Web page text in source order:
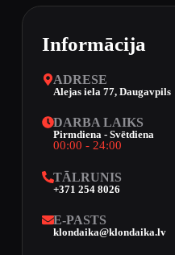
Informācija
ADRESE
Alejas iela 77, Daugavpils
DARBA LAIKS
Pirmdiena - Svētdiena
00:00 - 24:00
TĀLRUNIS
+371 254 8026
E-PASTS
klondaika@klondaika.lv